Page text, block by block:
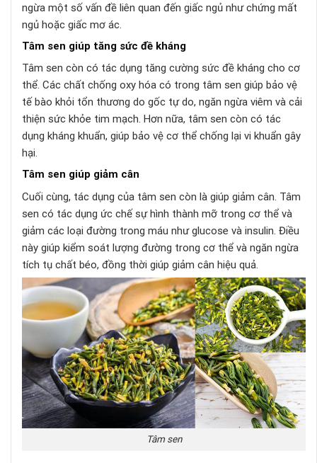
ngừa một số vấn đề liên quan đến giấc ngủ như chứng mất
ngủ hoặc giấc mơ ác.
Tâm sen giúp tăng sức đề kháng
Tâm sen còn có tác dụng tăng cường sức đề kháng cho cơ
thể. Các chất chống oxy hóa có trong tâm sen giúp bảo vệ
tế bào khỏi tổn thương do gốc tự do, ngăn ngừa viêm và cải
thiện sức khỏe tim mạch. Hơn nữa, tâm sen còn có tác
dụng kháng khuẩn, giúp bảo vệ cơ thể chống lại vi khuẩn gây
hại.
Tâm sen giúp giảm cân
Cuối cùng, tác dụng của tâm sen còn là giúp giảm cân. Tâm
sen có tác dụng ức chế sự hình thành mỡ trong cơ thể và
giảm các loại đường trong máu như glucose và insulin. Điều
này giúp kiểm soát lượng đường trong cơ thể và ngăn ngừa
tích tụ chất béo, đồng thời giúp giảm cân hiệu quả.
Tâm sen